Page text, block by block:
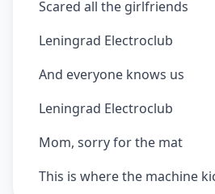
Scared all the girlfriends
Leningrad Electroclub
And everyone knows us
Leningrad Electroclub
Mom, sorry for the mat
This is where the machine